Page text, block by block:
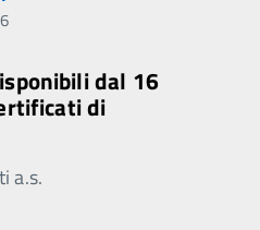
dal 16
di
a.s.